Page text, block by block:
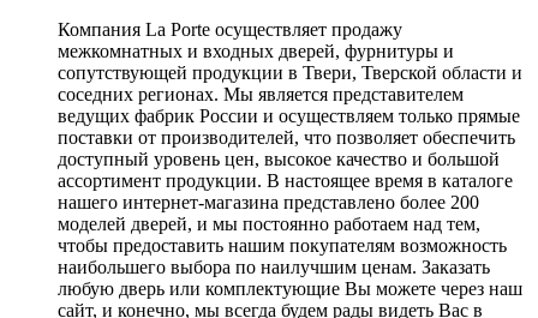
Компания La Porte осуществляет продажу
межкомнатных и входных дверей, фурнитуры и
сопутствующей продукции в Твери, Тверской области и
соседних регионах. Мы является представителем
ведущих фабрик России и осуществляем только прямые
поставки от производителей, что позволяет обеспечить
доступный уровень цен, высокое качество и большой
ассортимент продукции. В настоящее время в каталоге
нашего интернет-магазина представлено более 200
моделей дверей, и мы постоянно работаем над тем,
чтобы предоставить нашим покупателям возможность
наибольшего выбора по наилучшим ценам. Заказать
любую дверь или комплектующие Вы можете через наш
сайт, и конечно, мы всегда будем рады видеть Вас в